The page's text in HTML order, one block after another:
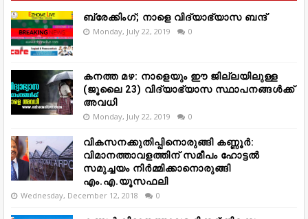
ബ്രേക്കിംഗ്; നാളെ വിദ്യാഭ്യാസ ബന്ദ്
Monday, July 22, 2019 0
കനത്ത മഴ: നാളെയും ഈ ജില്ലയിലുള്ള
(ജൂലൈ 23) വിദ്യാഭ്യാസ സ്ഥാപനങ്ങൾക്ക്
അവധി
Monday, July 22, 2019 0
വികസനക്കുതിപ്പിനൊരുങ്ങി കണ്ണൂർ:
വിമാനത്താവളത്തിന് സമീപം ഹോട്ടൽ
സമുച്ചയം നിർമ്മിക്കാനൊരുങ്ങി
എം.എ.യൂസഫലി
Wednesday, December 12, 2018 0